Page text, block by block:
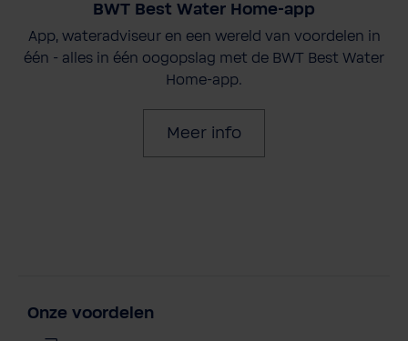
BWT Best Water Home-app
App, wateradviseur en een wereld van voordelen in
één - alles in één oogopslag met de BWT Best Water
Home-app.
Meer info
Onze voordelen